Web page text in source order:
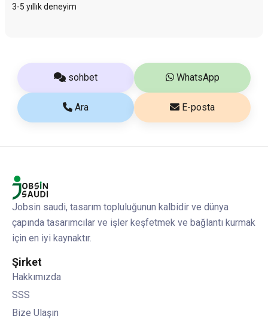
3-5 yıllık deneyim
sohbet WhatsApp
Ara E-posta
Jobsin saudi, tasarım topluluğunun kalbidir ve dünya
çapında tasarımcılar ve işler keşfetmek ve bağlantı kurmak
için en iyi kaynaktır.
Şirket
Hakkımızda
SSS
Bize Ulaşın